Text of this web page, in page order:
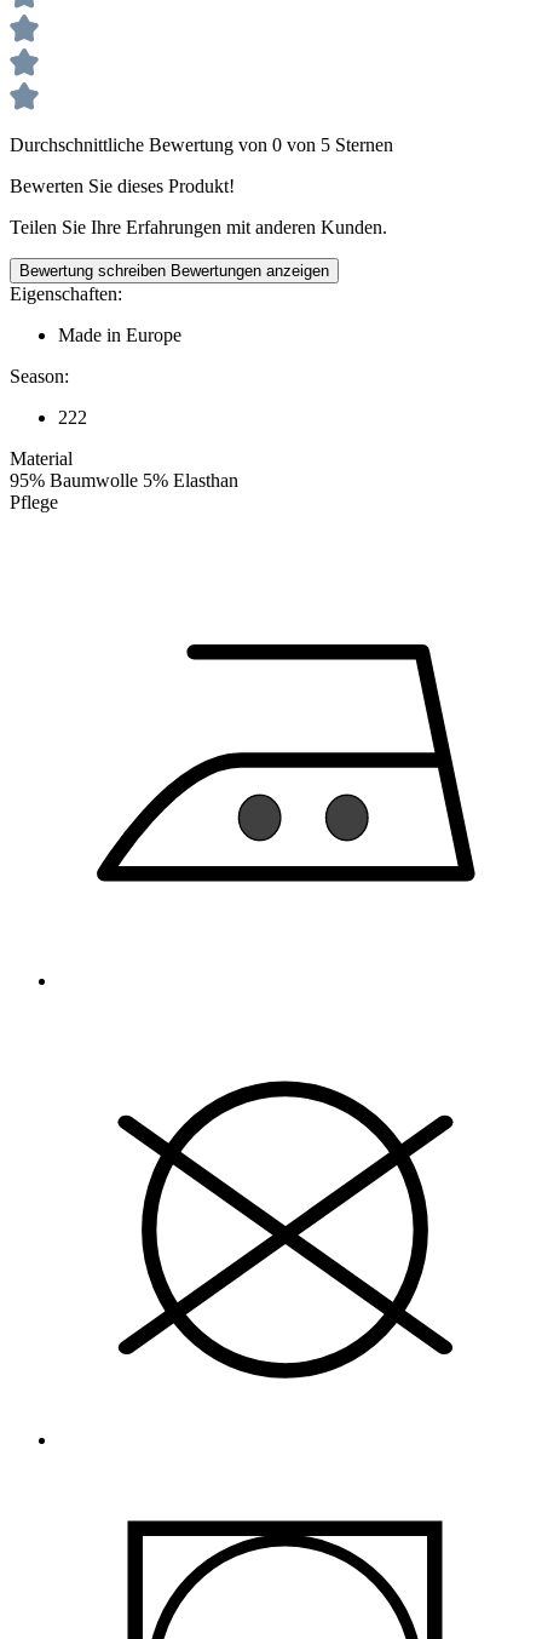
Durchschnittliche Bewertung von 0 von 5 Sternen
Bewerten Sie dieses Produkt!
Teilen Sie Ihre Erfahrungen mit anderen Kunden.
Bewertung schreiben Bewertungen anzeigen
Eigenschaften:
Made in Europe
Season:
222
Material
95% Baumwolle 5% Elasthan
Pflege